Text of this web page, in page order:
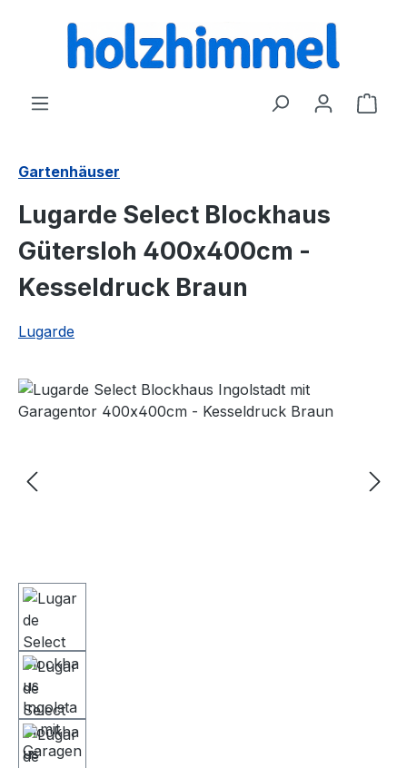
springen
Gartenhäuser
Lugarde Select Blockhaus
Gütersloh 400x400cm -
Kesseldruck Braun
Lugarde
Bildergalerie überspringen